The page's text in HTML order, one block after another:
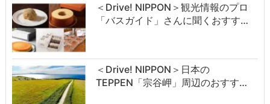
＜Drive! NIPPON＞観光情報のプロ
「バスガイド」さんに聞くおすす…
＜Drive! NIPPON＞日本の
TEPPEN「宗谷岬」周辺のおすす…